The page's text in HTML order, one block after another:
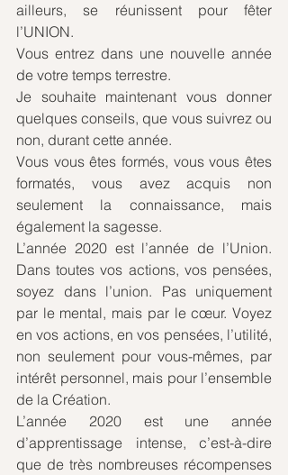
ailleurs, se réunissent pour fêter
l’UNION.
Vous entrez dans une nouvelle année
de votre temps terrestre.
Je souhaite maintenant vous donner
quelques conseils, que vous suivrez ou
non, durant cette année.
Vous vous êtes formés, vous vous êtes
formatés, vous avez acquis non
seulement la connaissance, mais
également la sagesse.
L’année 2020 est l’année de l’Union.
Dans toutes vos actions, vos pensées,
soyez dans l’union. Pas uniquement
par le mental, mais par le cœur. Voyez
en vos actions, en vos pensées, l’utilité,
non seulement pour vous-mêmes, par
intérêt personnel, mais pour l’ensemble
de la Création.
L’année 2020 est une année
d’apprentissage intense, c’est-à-dire
que de très nombreuses récompenses